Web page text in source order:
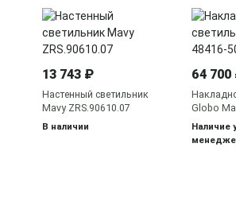
13 743 ₽
Настенный светильник
Mavy ZRS.90610.07
В наличии
64 700
Globo
Наличие